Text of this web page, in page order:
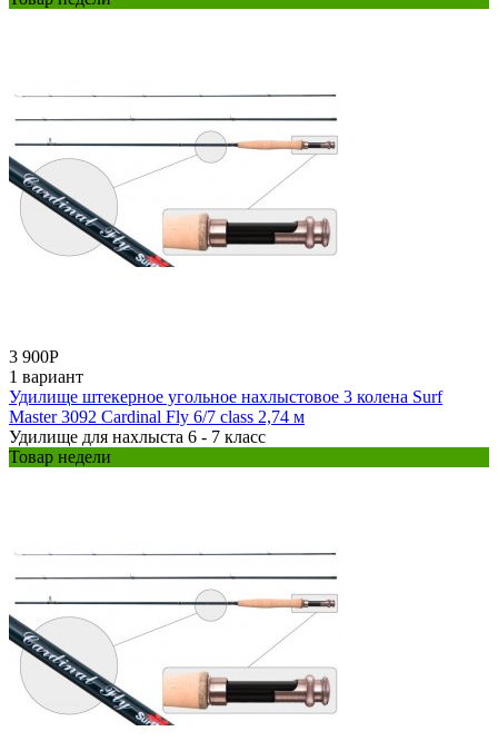
3 900Р
1 вариант
Удилище штекерное угольное нахлыстовое 3 колена Surf
Master 3092 Cardinal Fly 6/7 class 2,74 м
Удилище для нахлыста 6 - 7 класс
Товар недели